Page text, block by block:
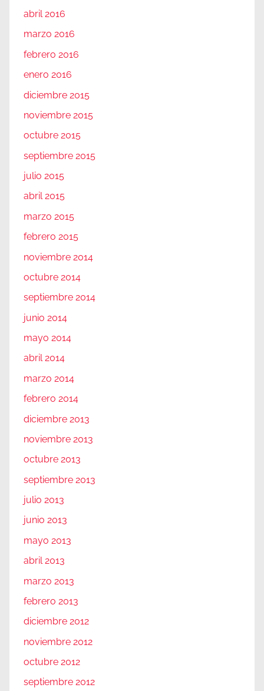
abril 2016
marzo 2016
febrero 2016
enero 2016
diciembre 2015
noviembre 2015
octubre 2015
septiembre 2015
julio 2015
abril 2015
marzo 2015
febrero 2015
noviembre 2014
octubre 2014
septiembre 2014
junio 2014
mayo 2014
abril 2014
marzo 2014
febrero 2014
diciembre 2013
noviembre 2013
octubre 2013
septiembre 2013
julio 2013
junio 2013
mayo 2013
abril 2013
marzo 2013
febrero 2013
diciembre 2012
noviembre 2012
octubre 2012
septiembre 2012